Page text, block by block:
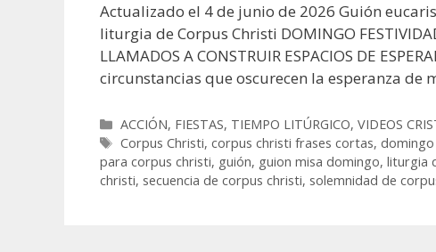
Actualizado el 4 de junio de 2026 Guión
liturgia de Corpus Christi DOMINGO
LLAMADOS A CONSTRUIR ESPACIOS DE
circunstancias que oscurecen la esperanza
Categorías
ACCIÓN, FIESTAS, TIEMPO LITÚRGICO,VIDEOS
Etiquetas
Corpus Christi,corpus christi frases cortas,
para corpus christi, guión, guion misa domingo, liturgia
christi, secuencia de corpus christi, solemnidad de